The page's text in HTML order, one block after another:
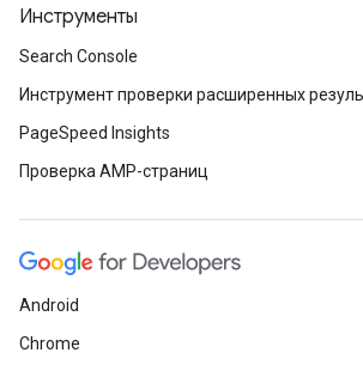
Инструменты
Search Console
Инструмент проверки расширенных
PageSpeed Insights
Проверка AMP-страниц
Android
Chrome